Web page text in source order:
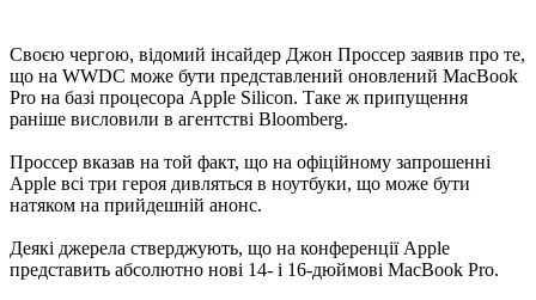
Своєю чергою, відомий інсайдер Джон Проссер заявив про те,
що на WWDC може бути представлений оновлений MacBook
Pro на базі процесора Apple Silicon. Таке ж припущення
раніше висловили в агентстві Bloomberg.
Проссер вказав на той факт, що на офіційному запрошенні
Apple всі три героя дивляться в ноутбуки, що може бути
натяком на прийдешній анонс.
Деякі джерела стверджують, що на конференції Apple
представить абсолютно нові 14- і 16-дюймові MacBook Pro.